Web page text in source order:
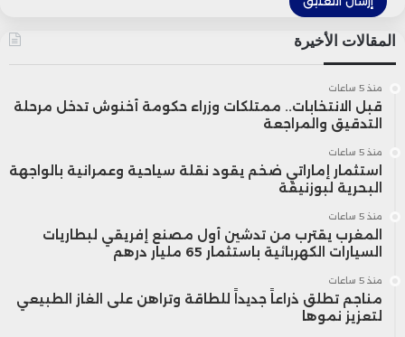
قطاع المعادن.
أداء دورها كملاذ آمن في فترات الاضطراب، في
وقت تتزايد فيه الحاجة إلى معطيات مالية
دقيقة وموثوقة، تمكّن المستثمرين من
اتخاذ قرارات مبنية على أسس واضحة ورؤية
أكثر استقراراً للسوق.
المقالات الأخيرة
منذ 5 ساعات
قبل الانتخابات.. ممتلكات وزراء حكومة أخنوش تدخل مرحلة
التدقيق والمراجعة
منذ 5 ساعات
استثمار إماراتي ضخم يقود نقلة سياحية وعمرانية بالواجهة
البحرية لبوزنيقة
منذ 5 ساعات
المغرب يقترب من تدشين أول مصنع إفريقي لبطاريات
السيارات الكهربائية باستثمار 65 مليار درهم
منذ 5 ساعات
مناجم تطلق ذراعاً جديداً للطاقة وتراهن على الغاز الطبيعي
لتعزيز نموها